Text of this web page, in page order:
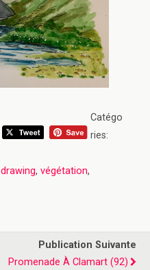
Catégo
ries:
drawing, végétation,
Publication Suivante
Promenade À Clamart (92)